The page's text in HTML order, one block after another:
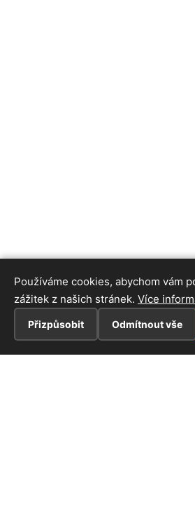
Používáme cookies, abychom vám
zážitek z našich stránek. Více
Přizpůsobit Odmítnout vše